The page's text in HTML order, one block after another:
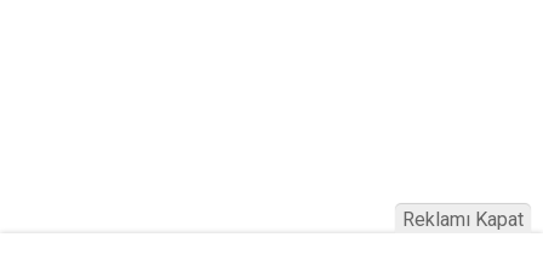
Reklamı Kapat